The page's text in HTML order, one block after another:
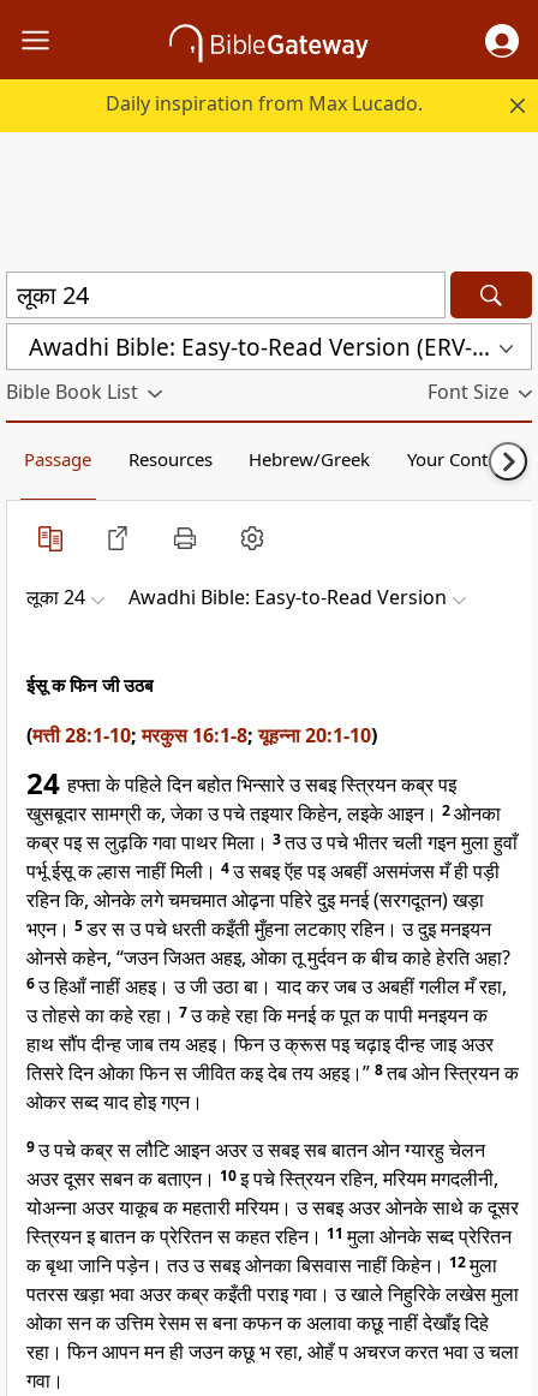
Daily inspiration from Max Lucado.
Awadhi Bible: Easy-to-Read Version (ERV-AWA)
Bible Book List Font Size
Passage Resources Hebrew/Greek Your Content
लूका 24 Awadhi Bible: Easy-to-Read Version
ईसू क फिन जी उठब
(मत्ती 28:1-10;मरकुस 16:1-8;यूहन्ना 20:1-10)
24हफ्ता के पहिले दिन बहोत भिन्सारे उ सबइ स्त्रियन कब्र पइ
खुसबूदार सामग्री क, जेका उ पचे तइयार किहेन, लइके आइन। 2ओनका
कब्र पइ स लुढ़कि गवा पाथर मिला। 3तउ उ पचे भीतर चली गइन मुला हुवाँ
पर्भू ईसू क ल्हास नाहीं मिली। 4उ सबइ ऍह पइ अबहीं असमंजस मँ ही पड़ी
रहिन कि, ओनके लगे चमचमात ओढ़ना पहिरे दुइ मनई (सरगदूतन) खड़ा
भएन। 5डर स उ पचे धरती कइँती मुँहना लटकाए रहिन। उ दुइ मनइयन
ओनसे कहेन, “जउन जिअत अहइ, ओका तू मुर्दवन क बीच काहे हेरति अहा?
6उ हिआँ नाहीं अहइ। उ जी उठा बा। याद कर जब उ अबहीं गलील मँ रहा,
उ तोहसे का कहे रहा। 7उ कहे रहा कि मनई क पूत क पापी मनइयन क
हाथ सौंप दीन्ह जाब तय अहइ। फिन उ क्रूस पइ चढ़ाइ दीन्ह जाइ अउर
तिसरे दिन ओका फिन स जीवित कइ देब तय अहइ।” 8तब ओन स्त्रियन क
ओकर सब्द याद होइ गएन।
9उ पचे कब्र स लौटि आइन अउर उ सबइ सब बातन ओन ग्यारहु चेलन
अउर दूसर सबन क बताएन। 10इ पचे स्त्रियन रहिन, मरियम मगदलीनी,
योअन्ना अउर याकूब क महतारी मरियम। उ सबइ अउर ओनके साथे क दूसर
स्त्रियन इ बातन क प्रेरितन स कहत रहिन। 11मुला ओनके सब्द प्रेरितन
क बृथा जानि पड़ेन। तउ उ सबइ ओनका बिसवास नाहीं किहेन। 12मुला
पतरस खड़ा भवा अउर कब्र कइँती पराइ गवा। उ खाले निहुरिके लखेस मुला
ओका सन क उत्तिम रेसम स बना कफन क अलावा कछू नाहीं देखाँइ दिहे
रहा। फिन आपन मन ही जउन कछू भ रहा, ओहँ प अचरज करत भवा उ चला
गवा।